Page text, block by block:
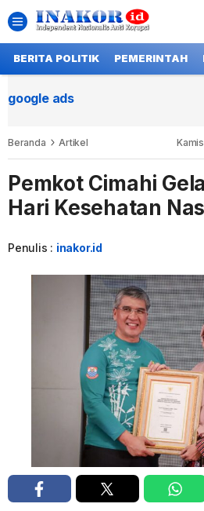
BERITA POLITIK PEMERINTAH
google ads
Beranda Artikel
Pemkot Cimahi
Hari Kesehatan
Penulis : inakor.id